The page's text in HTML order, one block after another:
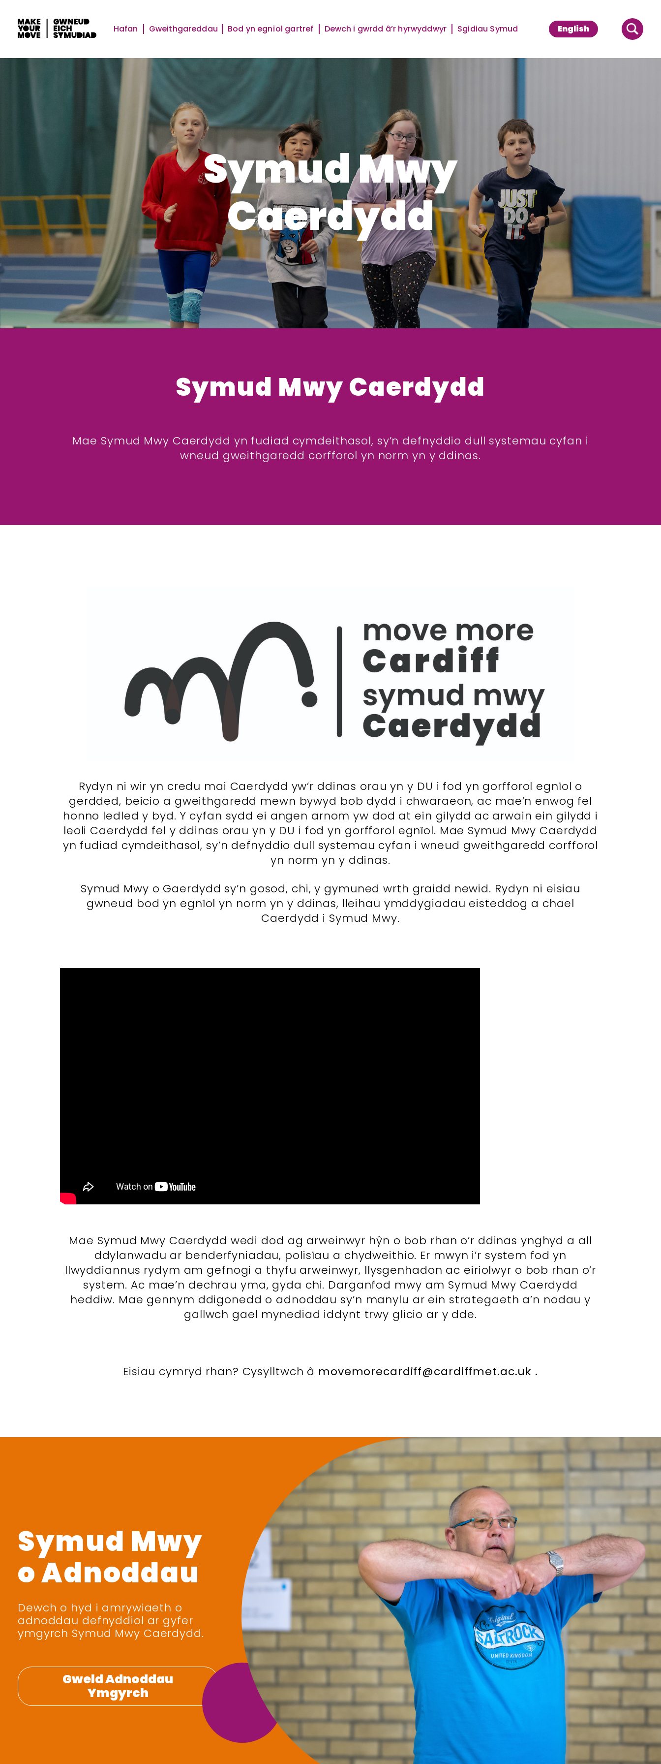
Hafan Gweithgareddau Bod yn egnïol gartref Dewch i gwrdd â’r hyrwyddwyr Sgidiau Symud English
Symud Mwy
Caerdydd
Symud Mwy Caerdydd
Mae Symud Mwy Caerdydd yn fudiad cymdeithasol, sy’n defnyddio dull systemau cyfan i
wneud gweithgaredd corfforol yn norm yn y ddinas.
Rydyn ni wir yn credu mai Caerdydd yw’r ddinas orau yn y DU i fod yn gorfforol egnïol o
gerdded, beicio a gweithgaredd mewn bywyd bob dydd i chwaraeon, ac mae’n enwog fel
honno ledled y byd. Y cyfan sydd ei angen arnom yw dod at ein gilydd ac arwain ein gilydd i
leoli Caerdydd fel y ddinas orau yn y DU i fod yn gorfforol egnïol. Mae Symud Mwy Caerdydd
yn fudiad cymdeithasol, sy’n defnyddio dull systemau cyfan i wneud gweithgaredd corfforol
yn norm yn y ddinas.
Symud Mwy o Gaerdydd sy’n gosod, chi, y gymuned wrth graidd newid. Rydyn ni eisiau
gwneud bod yn egnïol yn norm yn y ddinas, lleihau ymddygiadau eisteddog a chael
Caerdydd i Symud Mwy.
Mae Symud Mwy Caerdydd wedi dod ag arweinwyr hŷn o bob rhan o’r ddinas ynghyd a all
ddylanwadu ar benderfyniadau, polisïau a chydweithio. Er mwyn i’r system fod yn
llwyddiannus rydym am gefnogi a thyfu arweinwyr, llysgenhadon ac eiriolwyr o bob rhan o’r
system. Ac mae’n dechrau yma, gyda chi. Darganfod mwy am Symud Mwy Caerdydd
heddiw. Mae gennym ddigonedd o adnoddau sy’n manylu ar ein strategaeth a’n nodau y
gallwch gael mynediad iddynt trwy glicio ar y dde.
Eisiau cymryd rhan? Cysylltwch â movemorecardiff@cardiffmet.ac.uk .
Symud Mwy
o Adnoddau
Dewch o hyd i amrywiaeth o
adnoddau defnyddiol ar gyfer
ymgyrch Symud Mwy Caerdydd.
Gweld Adnoddau
Ymgyrch